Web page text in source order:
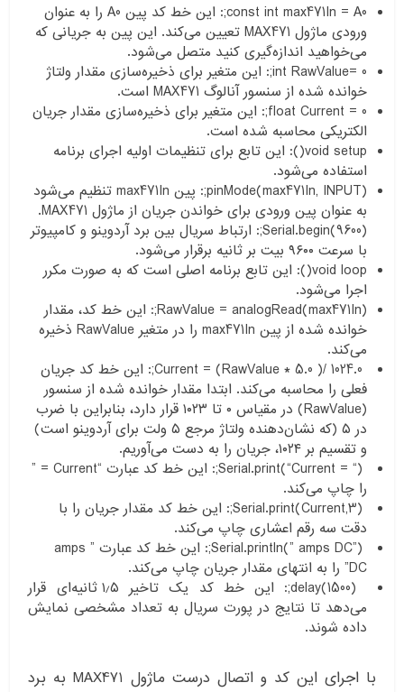
const int max471In = A0;: این خط کد پین A0 را به عنوان
ورودی ماژول MAX471 تعیین می‌کند. این پین به جریانی که
می‌خواهید اندازه‌گیری کنید متصل می‌شود.
int RawValue= 0;: این متغیر برای ذخیره‌سازی مقدار ولتاژ
خوانده شده از سنسور آنالوگ MAX471 است.
float Current = 0;: این متغیر برای ذخیره‌سازی مقدار جریان
الکتریکی محاسبه شده است.
void setup(): این تابع برای تنظیمات اولیه اجرای برنامه
استفاده می‌شود.
pinMode(max471In, INPUT);: پین max471In تنظیم می‌شود
به عنوان پین ورودی برای خواندن جریان از ماژول MAX471.
Serial.begin(9600);: ارتباط سریال بین برد آردوینو و کامپیوتر
با سرعت ۹۶۰۰ بیت بر ثانیه برقرار می‌شود.
void loop(): این تابع برنامه اصلی است که به صورت مکرر
اجرا می‌شود.
RawValue = analogRead(max471In);: این خط کد، مقدار
خوانده شده از پین max471In را در متغیر RawValue ذخیره
می‌کند.
Current = (RawValue * 5.0 )/ 1024.0;: این خط کد جریان
فعلی را محاسبه می‌کند. ابتدا مقدار خوانده شده از سنسور
(RawValue) در مقیاس ۰ تا ۱۰۲۳ قرار دارد، بنابراین با ضرب
در ۵ (که نشان‌دهنده ولتاژ مرجع ۵ ولت برای آردوینو است)
و تقسیم بر ۱۰۲۴، جریان را به دست می‌آوریم.
Serial.print(“Current = “);: این خط کد عبارت “Current = ”
را چاپ می‌کند.
Serial.print(Current,3);: این خط کد مقدار جریان را با
دقت سه رقم اعشاری چاپ می‌کند.
Serial.println(” amps DC”);: این خط کد عبارت ” amps
DC” را به انتهای مقدار جریان چاپ می‌کند.
delay(1500);: این خط کد یک تاخیر ۱٫۵ ثانیه‌ای قرار
می‌دهد تا نتایج در پورت سریال به تعداد مشخصی نمایش
داده شوند.
با اجرای این کد و اتصال درست ماژول MAX471 به برد